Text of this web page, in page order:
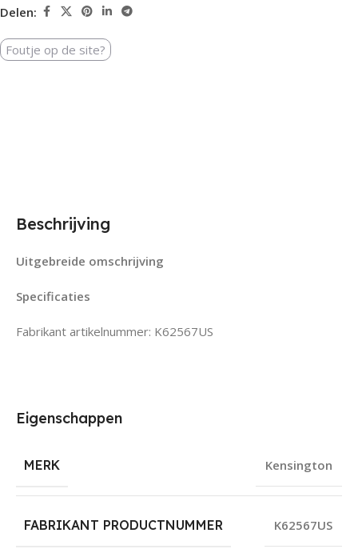
Delen:
Foutje op de site?
Beschrijving
Uitgebreide omschrijving
Specificaties
Fabrikant artikelnummer: K62567US
Eigenschappen
MERK Kensington
FABRIKANT PRODUCTNUMMER K62567US